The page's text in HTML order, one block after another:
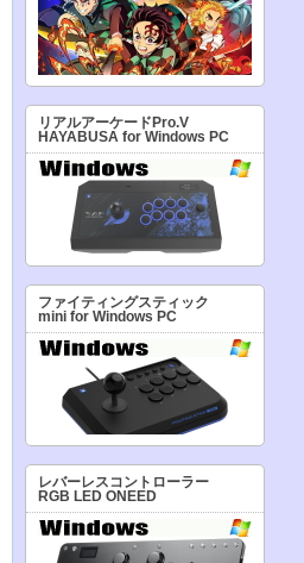
リアルアーケードPro.V
HAYABUSA for Windows PC
ファイティングスティック
mini for Windows PC
レバーレスコントローラー
RGB LED ONEED